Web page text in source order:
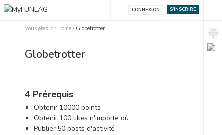
S'INSCRIRE
CONNEXION
Vous êtes ici: Home / Globetrotter
Globetrotter
4 Prérequis
Obtenir 10000 points
Obtenir 100 likes n'importe où
Publier 50 posts d'activité